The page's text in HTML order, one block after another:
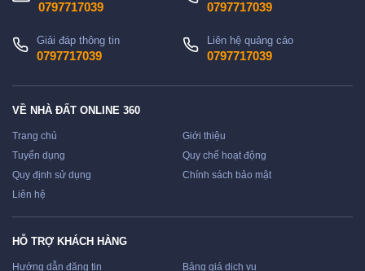
0797717039 0797717039
Giải đáp thông tin
0797717039
Liên hệ quảng cáo
0797717039
VỀ NHÀ ĐẤT ONLINE 360
Trang chủ
Giới thiệu
Tuyển dụng
Quy chế hoạt động
Quy định sử dụng
Chính sách bảo mật
Liên hệ
HỖ TRỢ KHÁCH HÀNG
Hướng dẫn đăng tin
Bảng giá dịch vụ